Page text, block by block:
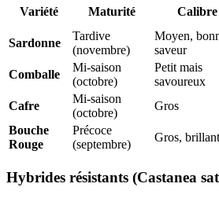
Variété Maturité Calibre
Sardonne
Tardive
(novembre)
Moyen,
saveur
Comballe
Mi-saison
(octobre)
Petit mais
savoureux
Cafre
Mi-saison
(octobre)
Gros
Bouche
Rouge
Précoce
(septembre)
Gros, brillant
Hybrides résistants (Castanea